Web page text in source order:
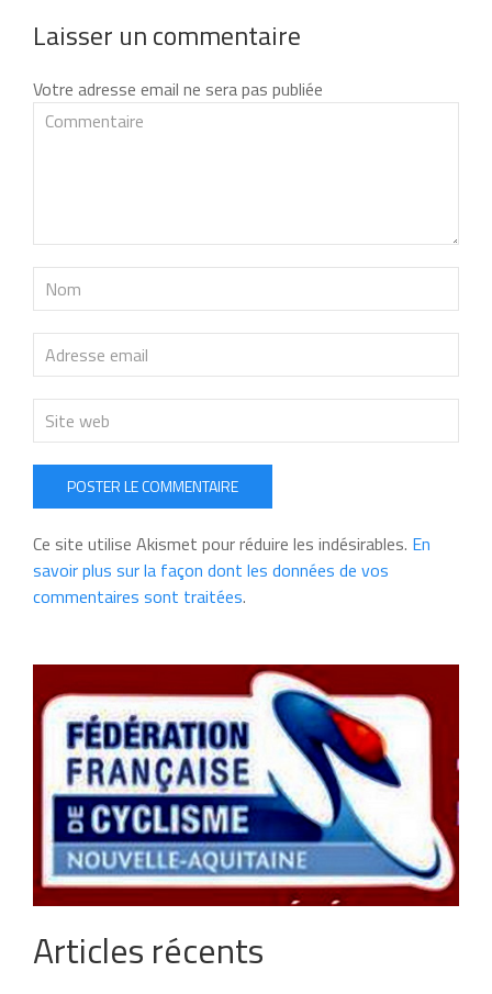
Laisser un commentaire
Votre adresse email ne sera pas publiée
POSTER LE COMMENTAIRE
Ce site utilise Akismet pour réduire les indésirables. En
savoir plus sur la façon dont les données de vos
commentaires sont traitées.
Articles récents